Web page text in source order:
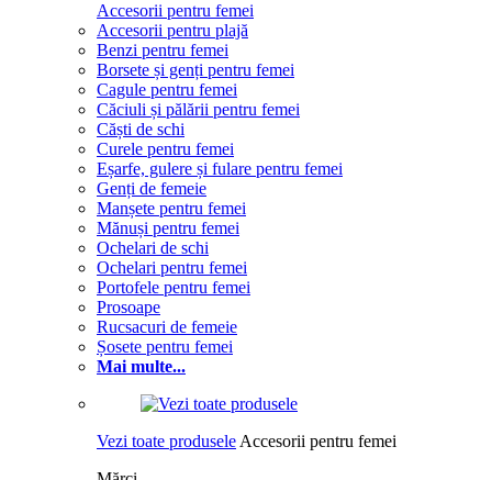
Accesorii pentru femei
Accesorii pentru plajă
Benzi pentru femei
Borsete și genți pentru femei
Cagule pentru femei
Căciuli și pălării pentru femei
Căști de schi
Curele pentru femei
Eșarfe, gulere și fulare pentru femei
Genți de femeie
Manșete pentru femei
Mănuși pentru femei
Ochelari de schi
Ochelari pentru femei
Portofele pentru femei
Prosoape
Rucsacuri de femeie
Șosete pentru femei
Mai multe...
Vezi toate produsele Accesorii pentru femei